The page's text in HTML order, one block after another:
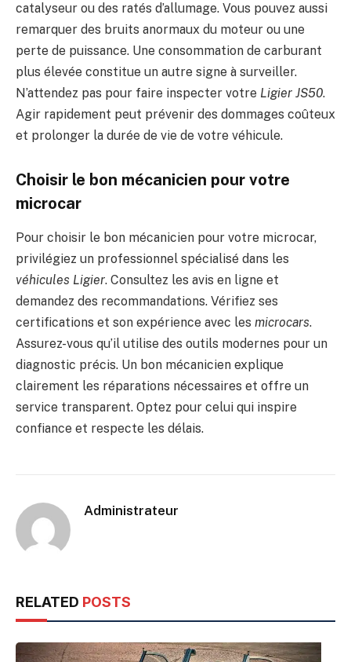
catalyseur ou des ratés d’allumage. Vous pouvez aussi
remarquer des bruits anormaux du moteur ou une
perte de puissance. Une consommation de carburant
plus élevée constitue un autre signe à surveiller.
N’attendez pas pour faire inspecter votre Ligier JS50.
Agir rapidement peut prévenir des dommages coûteux
et prolonger la durée de vie de votre véhicule.
Choisir le bon mécanicien pour votre
microcar
Pour choisir le bon mécanicien pour votre microcar,
privilégiez un professionnel spécialisé dans les
véhicules Ligier. Consultez les avis en ligne et
demandez des recommandations. Vérifiez ses
certifications et son expérience avec les microcars.
Assurez-vous qu’il utilise des outils modernes pour un
diagnostic précis. Un bon mécanicien explique
clairement les réparations nécessaires et offre un
service transparent. Optez pour celui qui inspire
confiance et respecte les délais.
Administrateur
RELATED POSTS